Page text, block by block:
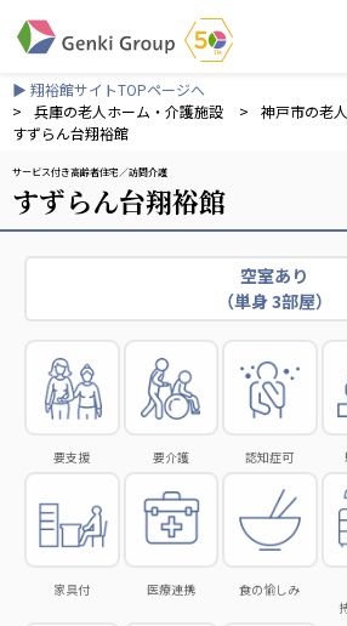
介護・福祉
社会福祉法人 元気村グループ
社会福祉法人元気村
株式会社 サンガジャパン
株式会社日本遮蔽技研
サンガ共同組合
株式会社Genkiリレーションズ
一般社団法人 日本高齢者福祉協会
日本高齢者福祉協会
株式
▶ 翔裕館サイトTOPページへ
>
兵庫の老人ホーム・介護施設 > 神戸市の老
すずらん台翔裕館
サービス付き高齢者住宅 訪問介護
すずらん台翔裕館
空室あり
（単身 3部屋）
要支援 要介護 認知症可
家具付 医療連携 食の愉しみ